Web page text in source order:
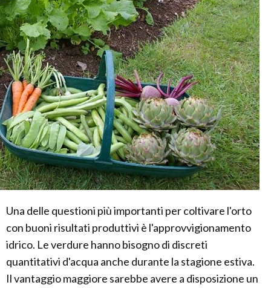
Una delle questioni più importanti per coltivare l'orto
con buoni risultati produttivi è l'approvvigionamento
idrico. Le verdure hanno bisogno di discreti
quantitativi d'acqua anche durante la stagione estiva.
Il vantaggio maggiore sarebbe avere a disposizione un